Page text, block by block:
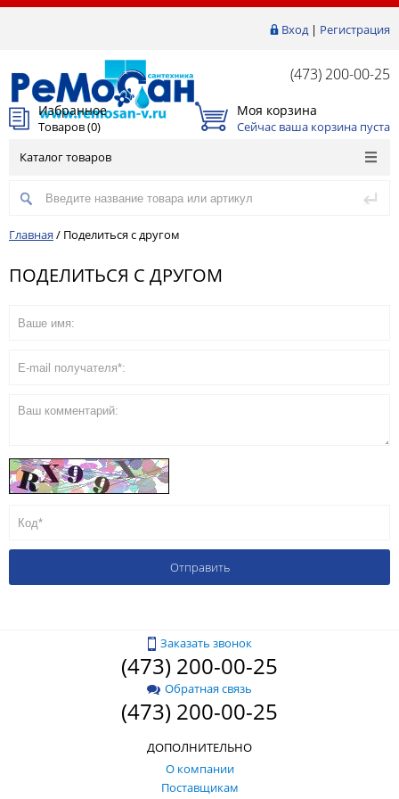
Вход| Регистрация
(473) 200-00-25
Избранное
Товаров (0)
Моя корзина
Сейчас ваша корзина пуста
Каталог товаров
Главная / Поделиться с другом
ПОДЕЛИТЬСЯ С ДРУГОМ
Заказать звонок
(473) 200-00-25
Обратная связь
(473) 200-00-25
ДОПОЛНИТЕЛЬНО
О компании
Поставщикам